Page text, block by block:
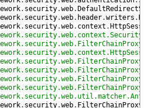
. security.web.
. security.web. header.writers .
. security.web. context .
. security.web. FilterChainProxy